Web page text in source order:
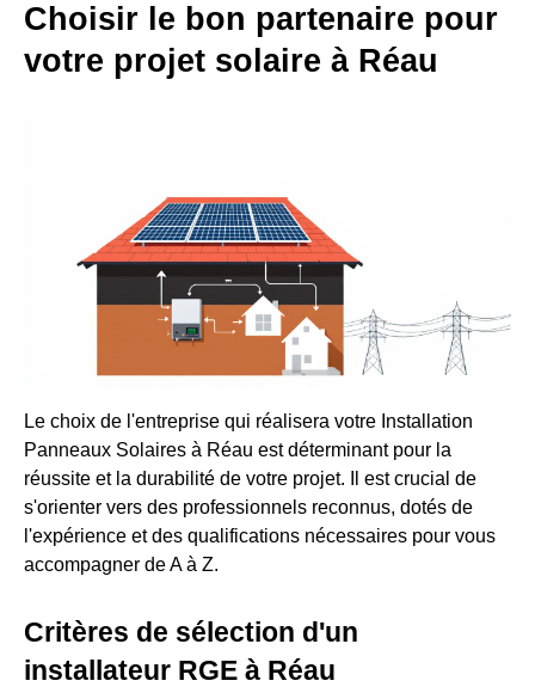
Choisir le bon partenaire pour
votre projet solaire à Réau
Le choix de l'entreprise qui réalisera votre Installation
Panneaux Solaires à Réau est déterminant pour la
réussite et la durabilité de votre projet. Il est crucial de
s'orienter vers des professionnels reconnus, dotés de
l'expérience et des qualifications nécessaires pour vous
accompagner de A à Z.
Critères de sélection d'un
installateur RGE à Réau